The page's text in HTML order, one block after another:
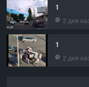
1
2 дня
1
2 дня